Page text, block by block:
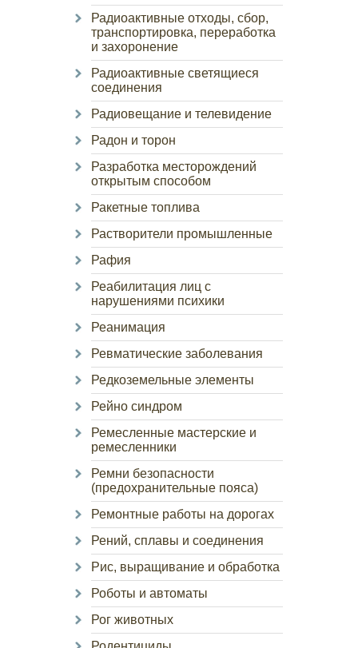
Радиоактивные отходы, сбор,
транспортировка, переработка
и захоронение
Радиоактивные светящиеся
соединения
Радиовещание и телевидение
Радон и торон
Разработка месторождений
открытым способом
Ракетные топлива
Растворители промышленные
Рафия
Реабилитация лиц с
нарушениями психики
Реанимация
Ревматические заболевания
Редкоземельные элементы
Рейно синдром
Ремесленные мастерские и
ремесленники
Ремни безопасности
(предохранительные пояса)
Ремонтные работы на дорогах
Рений, сплавы и соединения
Рис, выращивание и обработка
Роботы и автоматы
Рог животных